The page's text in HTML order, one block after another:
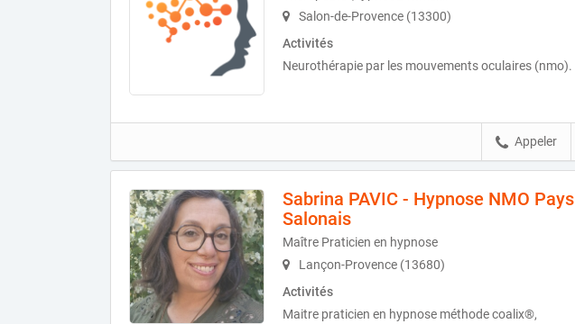
Salon-de-Provence (13300)
Activités
Neurothérapie par les mouvements oculaires (nmo).
Appeler
Sabrina PAVIC - Hypnose NMO Pays
Salonais
Maître Praticien en hypnose
Lançon-Provence (13680)
Activités
Maitre praticien en hypnose méthode coalix®,